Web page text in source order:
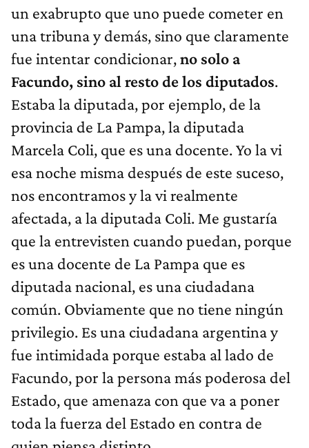
un exabrupto que uno puede cometer en
una tribuna y demás, sino que claramente
fue intentar condicionar,no solo a
Facundo, sino al resto de los diputados.
Estaba la diputada, por ejemplo, de la
provincia de La Pampa, la diputada
Marcela Coli, que es una docente. Yo la vi
esa noche misma después de este suceso,
nos encontramos y la vi realmente
afectada, a la diputada Coli. Me gustaría
que la entrevisten cuando puedan, porque
es una docente de La Pampa que es
diputada nacional, es una ciudadana
común. Obviamente que no tiene ningún
privilegio. Es una ciudadana argentina y
fue intimidada porque estaba al lado de
Facundo, por la persona más poderosa del
Estado, que amenaza con que va a poner
toda la fuerza del Estado en contra de